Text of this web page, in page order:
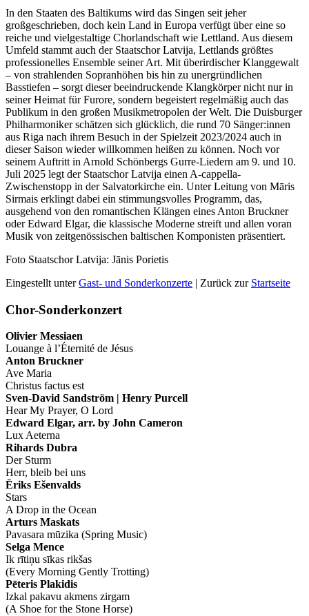
In den Staaten des Baltikums wird das Singen seit jeher
großgeschrieben, doch kein Land in Europa verfügt über eine so
reiche und vielgestaltige Chorlandschaft wie Lettland. Aus diesem
Umfeld stammt auch der Staatschor Latvija, Lettlands größtes
professionelles Ensemble seiner Art. Mit überirdischer Klanggewalt
– von strahlenden Sopranhöhen bis hin zu unergründlichen
Basstiefen – sorgt dieser beeindruckende Klangkörper nicht nur in
seiner Heimat für Furore, sondern begeistert regelmäßig auch das
Publikum in den großen Musikmetropolen der Welt. Die Duisburger
Philharmoniker schätzen sich glücklich, die rund 70 Sänger:innen
aus Riga nach ihrem Besuch in der Spielzeit 2023/2024 auch in
dieser Saison wieder willkommen heißen zu können. Noch vor
seinem Auftritt in Arnold Schönbergs Gurre-Liedern am 9. und 10.
Juli 2025 legt der Staatschor Latvija einen A-cappella-
Zwischenstopp in der Salvatorkirche ein. Unter Leitung von Māris
Sirmais erklingt dabei ein stimmungsvolles Programm, das,
ausgehend von den romantischen Klängen eines Anton Bruckner
oder Edward Elgar, die klassische Moderne streift und allen voran
Musik von zeitgenössischen baltischen Komponisten präsentiert.
Foto Staatschor Latvija: Jānis Porietis
Eingestellt unterGast- und Sonderkonzerte | Zurück zur Startseite
Chor-Sonderkonzert
Olivier Messiaen
Louange à l’Éternité de Jésus
Anton Bruckner
Ave Maria
Christus factus est
Sven-David Sandström | Henry Purcell
Hear My Prayer, O Lord
Edward Elgar, arr. by John Cameron
Lux Aeterna
Rihards Dubra
Der Sturm
Herr, bleib bei uns
Ēriks Ešenvalds
Stars
A Drop in the Ocean
Arturs Maskats
Pavasara mūzika (Spring Music)
Selga Mence
Ik rītiņu sīkas rikšas
(Every Morning Gently Trotting)
Pēteris Plakidis
Izkal pakavu akmens zirgam
(A Shoe for the Stone Horse)